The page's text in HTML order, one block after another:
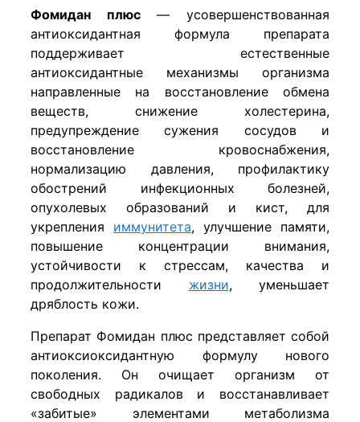
Фомидан плюс— усовершенствованная
антиоксидантная формула препарата
поддерживает естественные
антиоксидантные механизмы организма
направленные на восстановление обмена
веществ, снижение холестерина,
предупреждение сужения сосудов и
восстановление кровоснабжения,
нормализацию давления, профилактику
обострений инфекционных болезней,
опухолевых образований и кист, для
укрепления иммунитета, улучшение памяти,
повышение концентрации внимания,
устойчивости к стрессам, качества и
продолжительности жизни, уменьшает
дряблость кожи.
Препарат Фомидан плюс представляет собой
антиоксиоксидантную формулу нового
поколения. Он очищает организм от
свободных радикалов и восстанавливает
«забитые» элементами метаболизма